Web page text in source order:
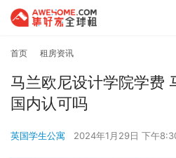
首页 租房资讯
马兰欧尼设计学院学费
国内认可吗
英国学生公寓 2024年1月29日 下午